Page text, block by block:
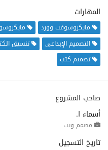
المهارات
مايكروسوفت وورد
التصميم الإبداعي
تنسيق
تصميم كتب
صاحب المشروع
أسماء ا.
مصمم ويب
تاريخ التسجيل